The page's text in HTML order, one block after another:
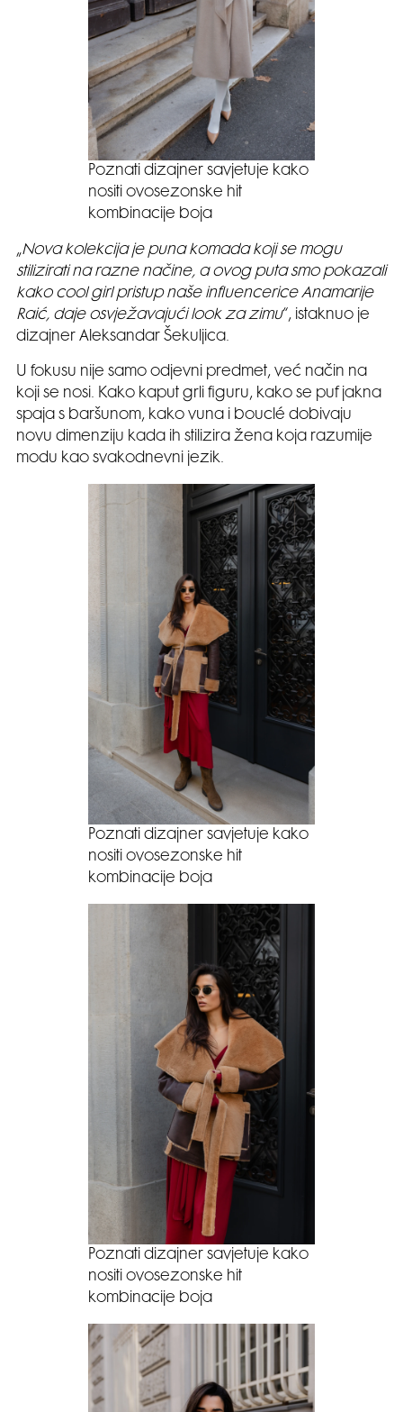
Poznati dizajner savjetuje kako
nositi ovosezonske hit
kombinacije boja
„Nova kolekcija je puna komada koji se mogu
stilizirati na razne načine, a ovog puta smo pokazali
kako cool girl pristup naše influencerice Anamarije
Raić, daje osvježavajući look za zimu“, istaknuo je
dizajner Aleksandar Šekuljica.
U fokusu nije samo odjevni predmet, već način na
koji se nosi. Kako kaput grli figuru, kako se puf jakna
spaja s baršunom, kako vuna i bouclé dobivaju
novu dimenziju kada ih stilizira žena koja razumije
modu kao svakodnevni jezik.
Poznati dizajner savjetuje kako
nositi ovosezonske hit
kombinacije boja
Poznati dizajner savjetuje kako
nositi ovosezonske hit
kombinacije boja